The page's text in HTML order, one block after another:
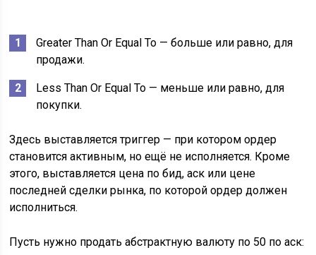
Greater Than Or Equal To — больше или равно, для
продажи.
Less Than Or Equal To — меньше или равно, для
покупки.
Здесь выставляется триггер — при котором ордер
становится активным, но ещё не исполняется. Кроме
этого, выставляется цена по бид, аск или цене
последней сделки рынка, по которой ордер должен
исполниться.
Пусть нужно продать абстрактную валюту по 50 по аск: